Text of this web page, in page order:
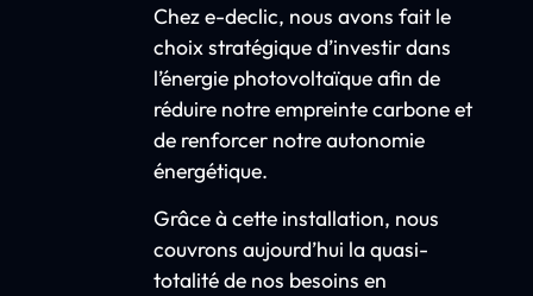
Chez e-declic, nous avons fait le
choix stratégique d’investir dans
l’énergie photovoltaïque afin de
réduire notre empreinte carbone et
de renforcer notre autonomie
énergétique.
Grâce à cette installation, nous
couvrons aujourd’hui la quasi-
totalité de nos besoins en